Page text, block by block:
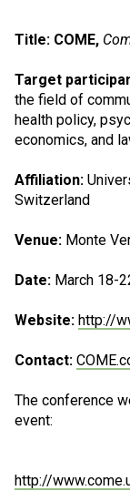
Title: COME,
Target
the field of
health policy,
economics, and
Affiliation:
Switzerland
Venue: Monte
Date: March 18-
Website: http://
Contact:
The conference
event:
http://